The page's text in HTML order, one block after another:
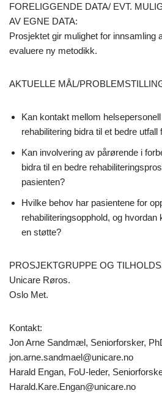
FORELIGGENDE DATA/ EVT.
AV EGNE DATA:
Prosjektet gir mulighet for innsamling
evaluere ny metodikk.
AKTUELLE MÅL/
Kan kontakt mellom
rehabilitering bidra til et bedre utfall
Kan involvering av pårørende i
bidra til en bedre
pasienten?
Hvilke behov har pasientene for
rehabiliteringsopphold, og
en støtte?
PROSJEKTGRUPPE OG
Unicare Røros.
Oslo Met.
Kontakt:
Jon Arne Sandmæl, Seniorforsker,
jon.arne.sandmael@unicare.no
Harald Engan, FoU-leder,
Harald.Kare.Engan@unicare.no